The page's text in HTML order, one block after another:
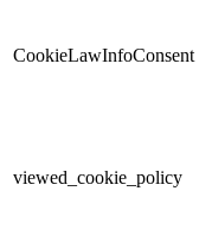
CookieLawInfoConsent
viewed_cookie_policy